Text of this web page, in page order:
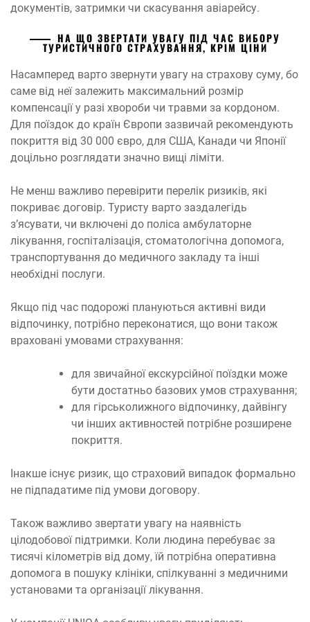
документів, затримки чи скасування авіарейсу.
НА ЩО ЗВЕРТАТИ УВАГУ ПІД ЧАС ВИБОРУ
ТУРИСТИЧНОГО СТРАХУВАННЯ, КРІМ ЦІНИ
Насамперед варто звернути увагу на страхову суму, бо
саме від неї залежить максимальний розмір
компенсації у разі хвороби чи травми за кордоном.
Для поїздок до країн Європи зазвичай рекомендують
покриття від 30 000 євро, для США, Канади чи Японії
доцільно розглядати значно вищі ліміти.
Не менш важливо перевірити перелік ризиків, які
покриває договір. Туристу варто заздалегідь
з’ясувати, чи включені до поліса амбулаторне
лікування, госпіталізація, стоматологічна допомога,
транспортування до медичного закладу та інші
необхідні послуги.
Якщо під час подорожі плануються активні види
відпочинку, потрібно переконатися, що вони також
враховані умовами страхування:
для звичайної екскурсійної поїздки може
бути достатньо базових умов страхування;
для гірськолижного відпочинку, дайвінгу
чи інших активностей потрібне розширене
покриття.
Інакше існує ризик, що страховий випадок формально
не підпадатиме під умови договору.
Також важливо звертати увагу на наявність
цілодобової підтримки. Коли людина перебуває за
тисячі кілометрів від дому, їй потрібна оперативна
допомога в пошуку клініки, спілкуванні з медичними
установами та організації лікування.